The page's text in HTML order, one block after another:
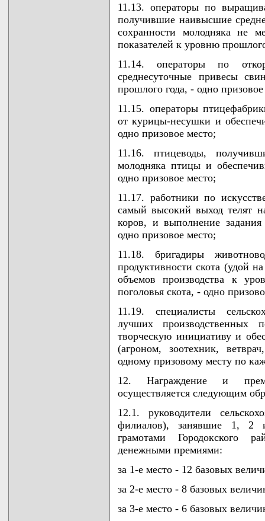
11.13. операторы по
получившие наивысшие
сохранности молодняка не
показателей к уровню
11.14. операторы по
среднесуточные привесы
прошлого года, - одно
11.15. операторы
от курицы-несушки и
одно призовое место;
11.16. птицеводы,
молодняка птицы и
одно призовое место;
11.17. работники по
самый высокий выход телят
коров, и выполнение
одно призовое место;
11.18. бригадиры
продуктивности скота (удой
объемов производства к
поголовья скота, - одно
11.19. специалисты
лучших производственных
творческую инициативу и
(агроном, зоотехник,
одному призовому месту по
12. Награждение и
осуществляется следующим
12.1. руководители
филиалов), занявшие 1, 2
грамотами Городокского
денежными премиями:
за 1-е место - 12 базовых
за 2-е место - 8 базовых
за 3-е место - 6 базовых